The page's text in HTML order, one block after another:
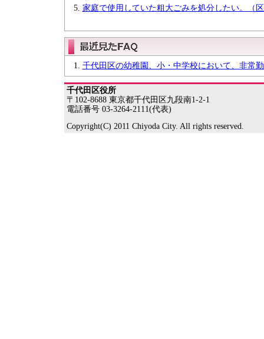
家庭で使用していた粗大ごみを処分したい。（
千代田区の幼稚園、小・中学校において、非常
千代田区役所
〒102-8688 東京都千代田区九段南1-2-1
電話番号 03-3264-2111(代表)
Copyright(C) 2011 Chiyoda City. All rights reserved.